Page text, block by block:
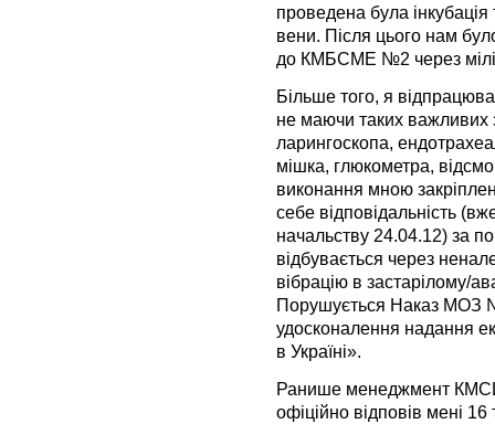
проведена була інкубація
вени. Після цього нам
до КМБСМЕ №2 через
Більше того, я
не маючи таких важливих
ларингоскопа,
мішка, глюкометра,
виконання мною
себе відповідальність
начальству 24.04.12) за
відбувається через
вібрацію в застарілому/
Порушується Наказ МОЗ
удосконалення надання
в Україні».
Ранише менеджмент
офіційно відповів мені